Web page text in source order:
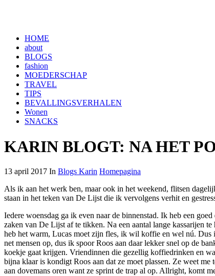
HOME
about
BLOGS
fashion
MOEDERSCHAP
TRAVEL
TIPS
BEVALLINGSVERHALEN
Wonen
SNACKS
KARIN BLOGT: NA HET
13 april 2017 In Blogs Karin Homepagina
Als ik aan het werk ben, maar ook in het weekend, flitsen
staan in het teken van De Lijst die ik vervolgens verhit en
Iedere woensdag ga ik even naar de binnenstad. Ik heb een
zaken van De Lijst af te tikken. Na een aantal lange kassarijen
heb het warm, Lucas moet zijn fles, ik wil koffie en wel nú. Dus
net mensen op, dus ik spoor Roos aan daar lekker snel op de
koekje gaat krijgen. Vriendinnen die gezellig koffiedrinken en
bijna klaar is kondigt Roos aan dat ze moet plassen. Ze weet
aan dovemans oren want ze sprint de trap al op. Allright, komt